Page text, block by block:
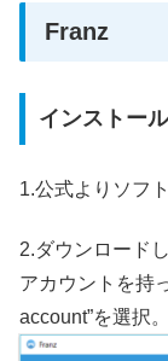
Franz
インストー
1.公式よりソフ
2.ダウンロード
アカウントを持
account”を選択。